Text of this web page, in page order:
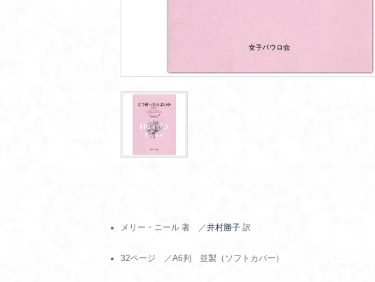
メリー・ニール 著 ／井村勝子 訳
32ページ ／A6判 並製（ソフトカバー）